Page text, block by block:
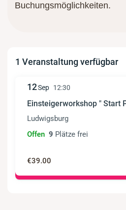
Buchungsmöglichkeiten.
1 Veranstaltung verfügbar
12Sep 12:30
Einsteigerworkshop " Start
Ludwigsburg
Offen 9 Plätze frei
€39.00